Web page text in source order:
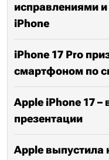
исправлениями
iPhone
iPhone 17 Pro
смартфоном по
Apple iPhone 17 –
презентации
Apple выпустила